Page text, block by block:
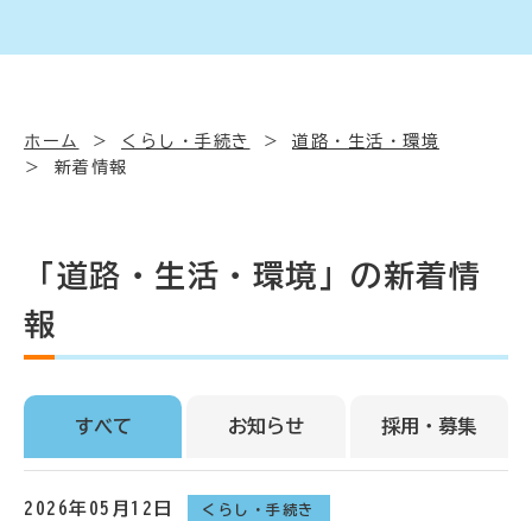
ホーム くらし・手続き
道路・生活・環境
新着情報
「道路・生活・環境」の新着情
報
すべて お知らせ 採用・募集
2026年05月12日 くらし・手続き